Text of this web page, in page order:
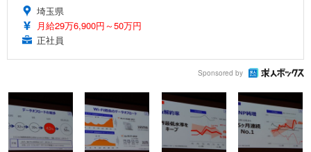
埼玉県
月給29万6,900円～50万円
正社員
Sponsored by